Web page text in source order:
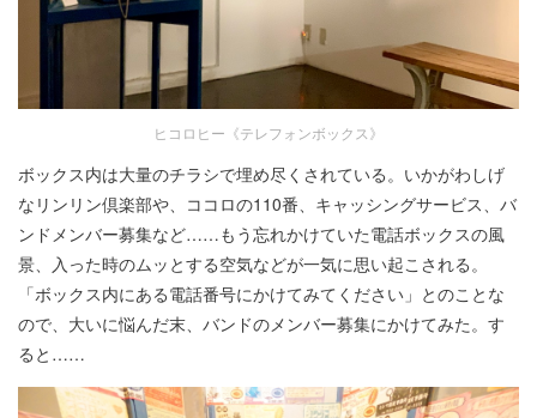
ヒコロヒー《テレフォンボックス》
ボックス内は大量のチラシで埋め尽くされている。いかがわしげ
なリンリン倶楽部や、ココロの110番、キャッシングサービス、バ
ンドメンバー募集など……もう忘れかけていた電話ボックスの風
景、入った時のムッとする空気などが一気に思い起こされる。
「ボックス内にある電話番号にかけてみてください」とのことな
ので、大いに悩んだ末、バンドのメンバー募集にかけてみた。す
ると……